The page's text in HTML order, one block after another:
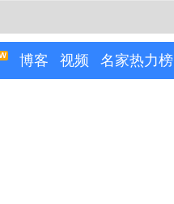
博客 视频 名家热力榜